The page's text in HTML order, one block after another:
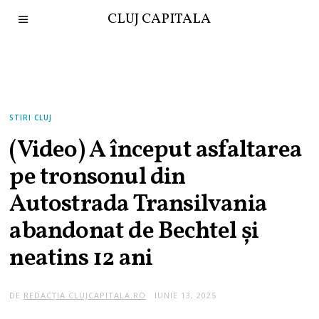
CLUJ CAPITALA
STIRI CLUJ
(Video) A început asfaltarea
pe tronsonul din
Autostrada Transilvania
abandonat de Bechtel și
neatins 12 ani
DE REDACȚIA CLUJCAPITALA.RO IUNIE 13, 2025